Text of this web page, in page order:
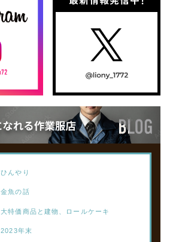
ひんやり
金魚の話
大特価商品と建物、ロールケーキ
2023年末